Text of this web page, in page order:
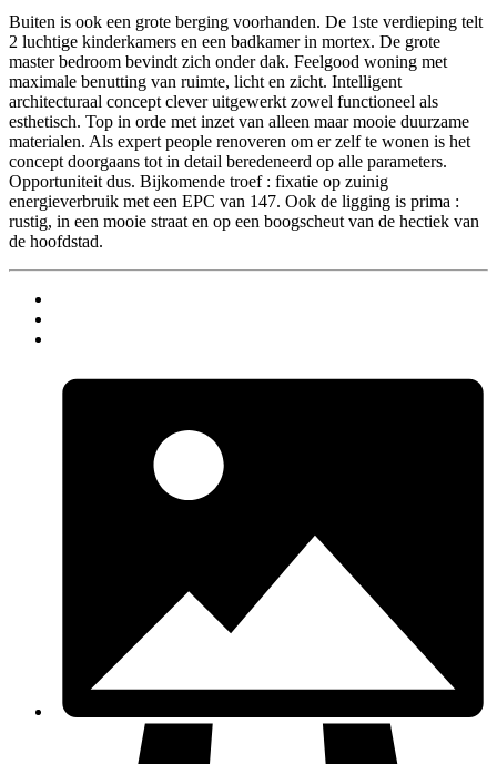
Buiten is ook een grote berging voorhanden. De 1ste verdieping telt
2 luchtige kinderkamers en een badkamer in mortex. De grote
master bedroom bevindt zich onder dak. Feelgood woning met
maximale benutting van ruimte, licht en zicht. Intelligent
architecturaal concept clever uitgewerkt zowel functioneel als
esthetisch. Top in orde met inzet van alleen maar mooie duurzame
materialen. Als expert people renoveren om er zelf te wonen is het
concept doorgaans tot in detail beredeneerd op alle parameters.
Opportuniteit dus. Bijkomende troef : fixatie op zuinig
energieverbruik met een EPC van 147. Ook de ligging is prima :
rustig, in een mooie straat en op een boogscheut van de hectiek van
de hoofdstad.